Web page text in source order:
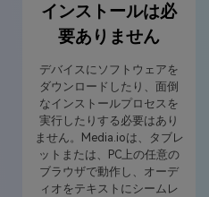
インストールは必
要ありません
デバイスにソフトウェアを
ダウンロードしたり、面倒
なインストールプロセスを
実行したりする必要はあり
ません。Media.ioは、タブレ
ットまたは、PC上の任意の
ブラウザで動作し、オーデ
ィオをテキストにシームレ